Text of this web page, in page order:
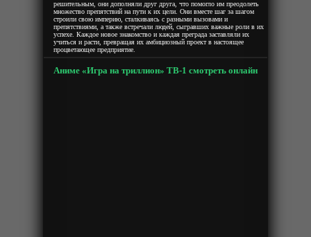
решительным, они дополняли друг друга, что помогло им преодолеть
множество препятствий на пути к их цели. Они вместе шаг за шагом
строили свою империю, сталкиваясь с разными вызовами и
препятствиями, а также встречали людей, сыгравших важные роли в их
успехе. Каждое новое знакомство и каждая преграда заставляли их
учиться и расти, превращая их амбициозный проект в настоящее
процветающее предприятие.
Аниме «Игра на триллион» ТВ-1 смотреть онлайн